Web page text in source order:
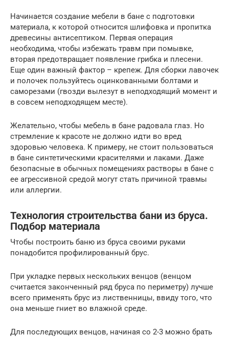
Начинается создание мебели в бане с подготовки
материала, к которой относится шлифовка и пропитка
древесины антисептиком. Первая операция
необходима, чтобы избежать травм при помывке,
вторая предотвращает появление грибка и плесени.
Еще один важный фактор – крепеж. Для сборки лавочек
и полочек пользуйтесь оцинкованными болтами и
саморезами (гвозди вылезут в неподходящий момент и
в совсем неподходящем месте).
Желательно, чтобы мебель в бане радовала глаз. Но
стремление к красоте не должно идти во вред
здоровью человека. К примеру, не стоит пользоваться
в бане синтетическими красителями и лаками. Даже
безопасные в обычных помещениях растворы в бане с
ее агрессивной средой могут стать причиной травмы
или аллергии.
Технология строительства бани из бруса.
Подбор материала
Чтобы построить баню из бруса своими руками
понадобится профилированный брус.
При укладке первых нескольких венцов (венцом
считается законченный ряд бруса по периметру) лучше
всего применять брус из лиственницы, ввиду того, что
она меньше гниет во влажной среде.
Для последующих венцов, начиная со 2-3 можно брать